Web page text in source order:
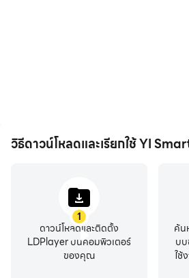
ไมโครโฟนและลำโพงที่ออกแบบมาเป็
- เพียงแพนโทรศัพท์มือถือไปทางซ้าย
โนรามาที่สมบูรณ์ก็จะปรากฏขึ้นเพื่อ
รับชมที่ดียิ่งขึ้น การรองรับไจโรสโคป
Smart สามารถติดตามการวางแนวข
มองเห็นทุกมุมที่ถูกตรวจสอบได้ง่ายขึ้
วิธีดาวน์โหลดและเรียกใช้ YI
1
ดาวน์โหลดและติดตั้ง
LDPlayer บนคอมพิวเตอร์
ของคุณ
ค้น
บ
ใช้